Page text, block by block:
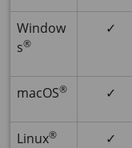
Window
s®
✓
macOS® ✓
Linux® ✓